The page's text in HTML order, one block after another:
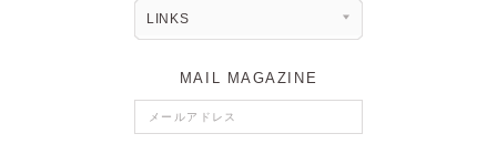
LINKS
MAIL MAGAZINE